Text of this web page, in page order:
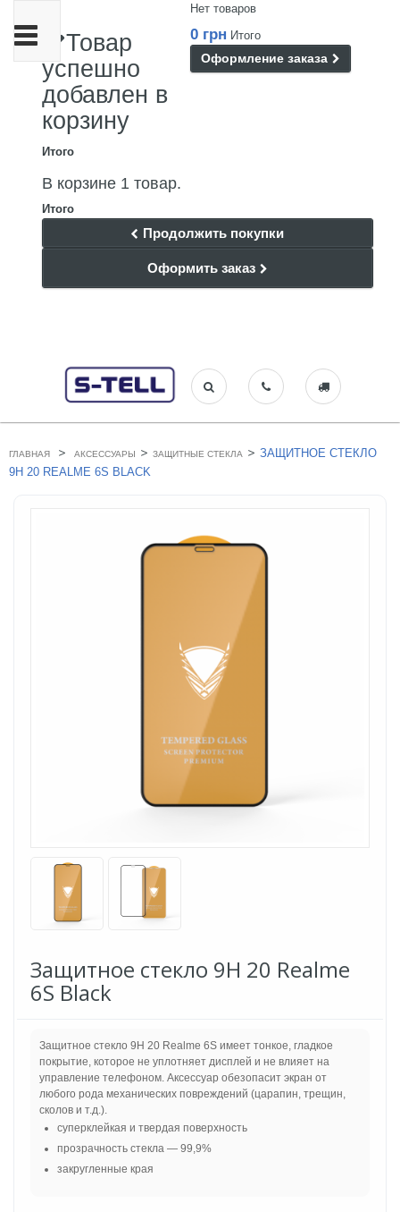
Нет товаров
0 грн Итого
Оформление заказа
Товар
успешно
добавлен в
корзину
Итого
В корзине 1 товар.
Итого
Продолжить покупки
Оформить заказ
Переключить
навигации
ГЛАВНАЯ > АКСЕССУАРЫ > ЗАЩИТНЫЕ СТЕКЛА > ЗАЩИТНОЕ СТЕКЛО
9H 20 REALME 6S BLACK
Защитное стекло 9H 20 Realme
6S Black
Защитное стекло 9Н 20 Realme 6S имеет тонкое, гладкое
покрытие, которое не уплотняет дисплей и не влияет на
управление телефоном. Аксессуар обезопасит экран от
любого рода механических повреждений (царапин, трещин,
сколов и т.д.).
суперклейкая и твердая поверхность
прозрачность стекла — 99,9%
закругленные края